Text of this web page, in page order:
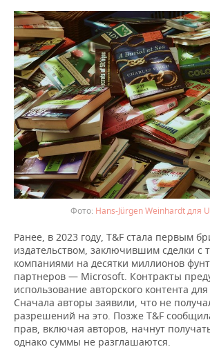
Hans-Jürgen Weinhardt для
Ранее, в 2023 году, T&F стала первым
издательством, заключившим сделки с
компаниями на десятки миллионов
партнеров — Microsoft. Контракты
использование авторского контента
Сначала авторы заявили, что не
разрешений на это. Позже T&F
прав, включая авторов, начнут
однако суммы не разглашаются.